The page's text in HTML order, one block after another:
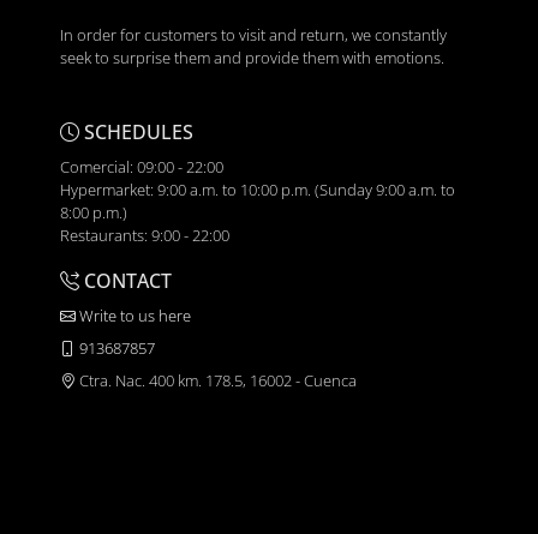
In order for customers to visit and return, we constantly
seek to surprise them and provide them with emotions.
SCHEDULES
Comercial: 09:00 - 22:00
Hypermarket: 9:00 a.m. to 10:00 p.m. (Sunday 9:00 a.m. to
8:00 p.m.)
Restaurants: 9:00 - 22:00
CONTACT
Write to us here
913687857
Ctra. Nac. 400 km. 178.5, 16002 - Cuenca